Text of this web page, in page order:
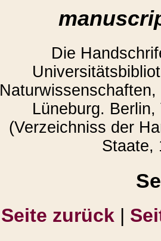
Die
Lüneburg.
(Verzeichniss der
Staate,
Seite zurück |